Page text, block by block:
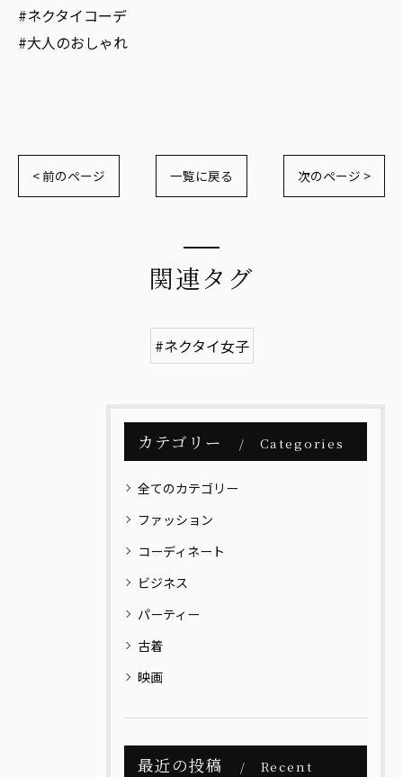
#ネクタイコーデ
#大人のおしゃれ
< 前のページ 一覧に戻る 次のページ >
関連タグ
#ネクタイ女子
カテゴリー Categories
全てのカテゴリー
ファッション
コーディネート
ビジネス
パーティー
古着
映画
最近の投稿
Recent